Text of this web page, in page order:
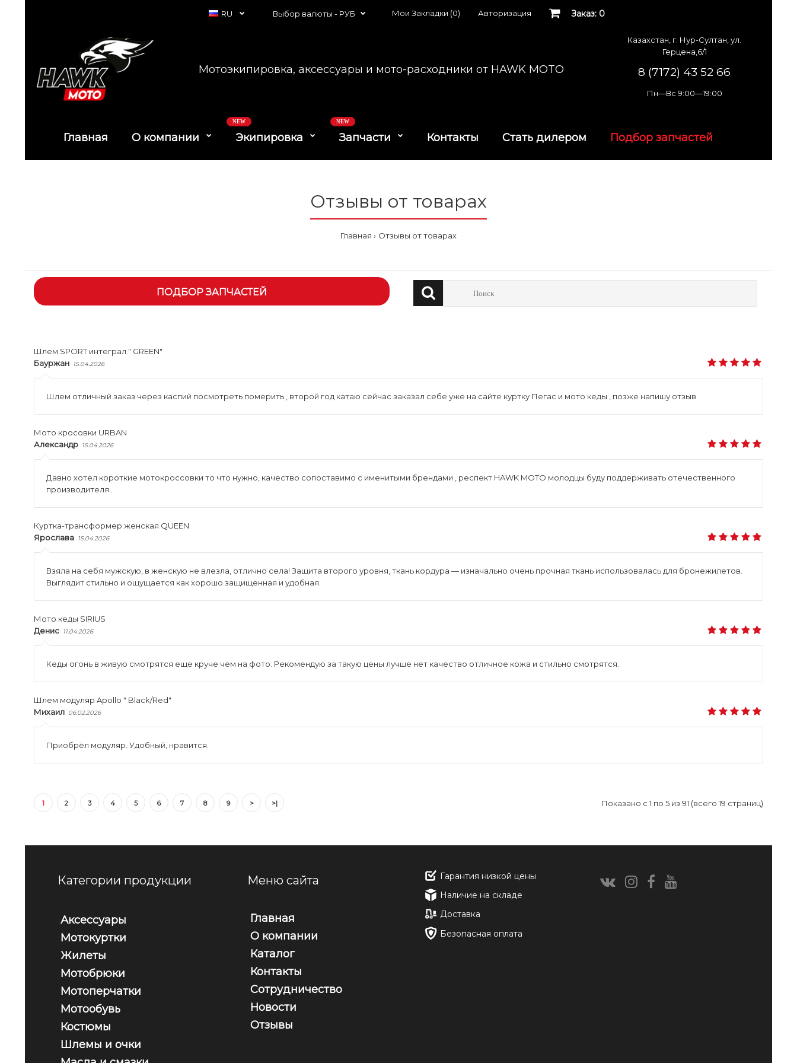
RU Выбор валюты - РУБ Мои Закладки (0) Авторизация Заказ: 0
Мотоэкипировка, аксессуары и мото-расходники от HAWK MOTO
Казахстан, г. Нур-Султан, ул.
Герцена,6/1
8 (7172) 43 52 66
Пн—Вс 9:00—19:00
Главная О компании Экипировка
NEW
Запчасти
NEW
Контакты Стать дилером Подбор запчастей
Отзывы от товарах
Главная Отзывы от товарах
ПОДБОР ЗАПЧАСТЕЙ
Шлем SPORT интеграл " GREEN"
Бауржан 15.04.2026
Шлем отличный заказ через каспий посмотреть померить , второй год катаю сейчас заказал себе уже на сайте куртку Пегас и мото кеды , позже напишу отзыв.
Мото кросовки URBAN
Александр 15.04.2026
Давно хотел короткие мотокроссовки то что нужно, качество сопоставимо с именитыми брендами , респект HAWK MOTO молодцы буду поддерживать отечественного
производителя .
Куртка-трансформер женская QUEEN
Ярослава 15.04.2026
Взяла на себя мужскую, в женскую не влезла, отлично села! Защита второго уровня, ткань кордура — изначально очень прочная ткань использовалась для бронежилетов.
Выглядит стильно и ощущается как хорошо защищенная и удобная.
Мото кеды SIRIUS
Денис 11.04.2026
Кеды огонь в живую смотрятся еще круче чем на фото. Рекомендую за такую цены лучше нет качество отличное кожа и стильно смотрятся.
Шлем модуляр Apollo " Black/Red"
Михаил 06.02.2026
Приобрёл модуляр. Удобный, нравится.
1 2 3 4 5 6 7 8 9 > >| Показано с 1 по 5 из 91 (всего 19 страниц)
Категории продукции
Аксессуары
Мотокуртки
Жилеты
Мотобрюки
Мотоперчатки
Мотообувь
Костюмы
Шлемы и очки
Меню сайта
Главная
О компании
Каталог
Контакты
Сотрудничество
Новости
Отзывы
Гарантия низкой цены
Наличие на складе
Доставка
Безопасная оплата